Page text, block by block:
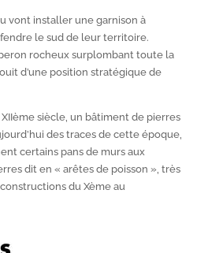
vont installer une garnison à
le sud de leur territoire.
rocheux surplombant toute la
d’une position stratégique de
èmesiècle, un bâtiment de pierres
des traces de cette époque,
certains pans de murs aux
dit en « arêtes de poisson », très
du Xèmeau